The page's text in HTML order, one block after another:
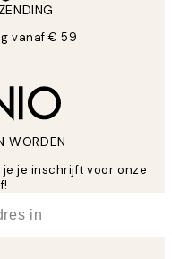
vanaf € 59
WORDEN
je je inschrijft voor onze